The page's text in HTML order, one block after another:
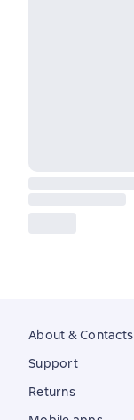
About & Contacts
Support
Returns